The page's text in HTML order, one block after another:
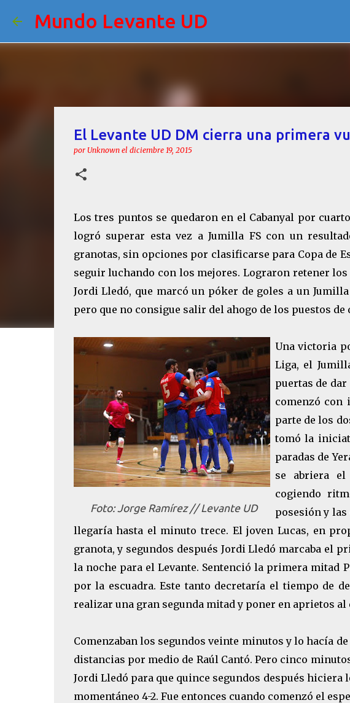
Mundo Levante UD
El Levante UD DM cierra una primera
por Unknown el diciembre 19, 2015
Los tres puntos se quedaron en el Cabanyal por
logró superar esta vez a Jumilla FS con un
granotas, sin opciones por clasificarse para Copa de
seguir luchando con los mejores. Lograron retener
Jordi Lledó, que marcó un póker de goles a un
pero que no consigue salir del ahogo de los puestos de
Foto: Jorge Ramírez // Levante UD
Una victoria
Liga, el
puertas de
comenzó con
parte de los
tomó la
paradas de
se abriera
cogiendo
posesión y
llegaría hasta el minuto trece. El joven Lucas, en
granota, y segundos después Jordi Lledó marcaba el
la noche para el Levante. Sentenció la primera mitad
por la escuadra. Este tanto decretaría el tiempo de
realizar una gran segunda mitad y poner en aprietos al
Comenzaban los segundos veinte minutos y lo hacía
distancias por medio de Raúl Cantó. Pero cinco
Jordi Lledó para que quince segundos después
momentáneo 4-2. Fue entonces cuando comenzó el